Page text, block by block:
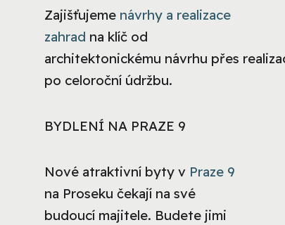
Zajišťujeme návrhy a realizace
zahrad na klíč od
architektonickému návrhu přes
po celoroční údržbu.
BYDLENÍ NA PRAZE 9
Nové atraktivní byty v Praze 9
na Proseku čekají na své
budoucí majitele. Budete jimi